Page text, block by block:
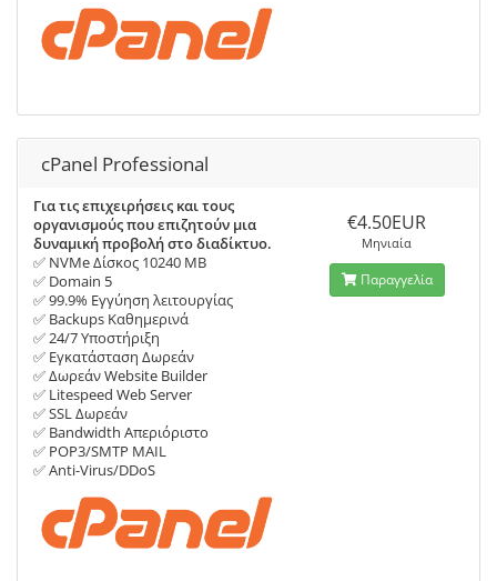
cPanel Professional
Για τις επιχειρήσεις και τους
οργανισμούς που επιζητούν μια
δυναμική προβολή στο διαδίκτυο.
✅ NVMe Δίσκος 10240 MB
✅ Domain 5
✅ 99.9% Εγγύηση λειτουργίας
✅ Backups Καθημερινά
✅ 24/7 Υποστήριξη
✅ Εγκατάσταση Δωρεάν
✅ Δωρεάν Website Builder
✅ Litespeed Web Server
✅ SSL Δωρεάν
✅ Bandwidth Απεριόριστο
✅ POP3/SMTP MAIL
✅ Anti-Virus/DDoS
€4.50EUR
Μηνιαία
Παραγγελία